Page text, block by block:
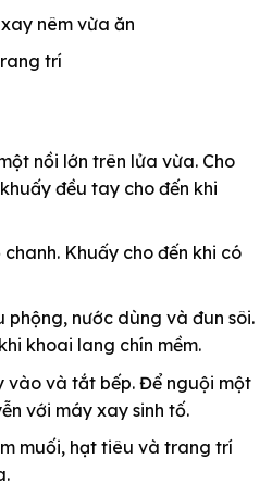
nêm vừa ăn
trí
nồi lớn trên lửa vừa. Cho
đều tay cho đến khi
Khuấy cho đến khi có
phộng, nước dùng và đun sôi.
khoai lang chín mềm.
vào và tắt bếp. Để nguội một
với máy xay sinh tố.
muối, hạt tiêu và trang trí